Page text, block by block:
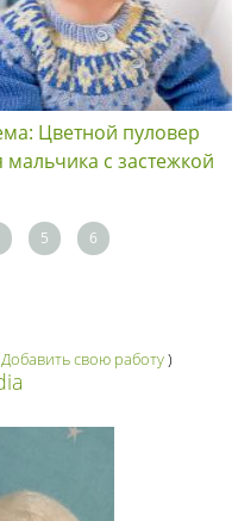
Цветной пуловер
мальчика с застежкой
5 6
Добавить свою работу)